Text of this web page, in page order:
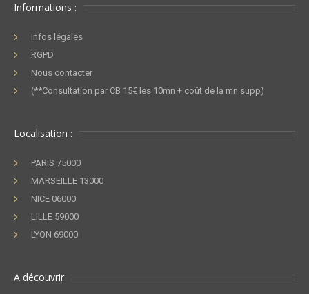
Informations :
Infos légales
RGPD
Nous contacter
(**Consultation par CB 15€ les 10mn + coût de la mn supp)
Localisation :
PARIS 75000
MARSEILLE 13000
NICE 06000
LILLE 59000
LYON 69000
A découvrir